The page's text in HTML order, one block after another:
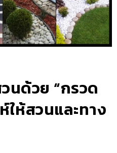
นด้วย “กรวด
ให้สวนและทาง